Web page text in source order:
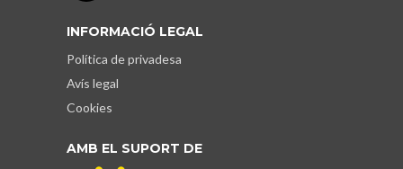
INFORMACIÓ LEGAL
Política de privadesa
Avís legal
Cookies
AMB EL SUPORT DE